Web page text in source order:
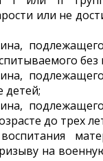
или не
без
детей;
до трех
на